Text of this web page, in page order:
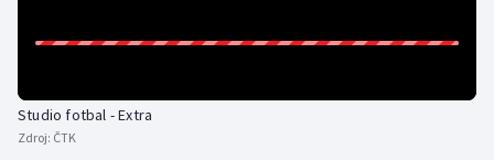
Plavání
Studio fotbal - Extra
Zdroj: ČTK